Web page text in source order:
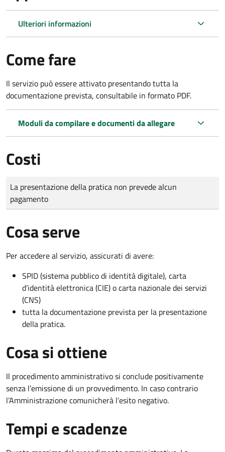
Ulteriori informazioni
Come fare
Il servizio può essere attivato presentando tutta la
documentazione prevista, consultabile in formato PDF.
Moduli da compilare e documenti da allegare
Costi
Tipo di pagamento
Importo
La presentazione della pratica non prevede alcun
pagamento
Cosa serve
Per accedere al servizio, assicurati di avere:
SPID (sistema pubblico di identità digitale), carta
d’identità elettronica (CIE) o carta nazionale dei servizi
(CNS)
tutta la documentazione prevista per la presentazione
della pratica.
Cosa si ottiene
Il procedimento amministrativo si conclude positivamente
senza l’emissione di un provvedimento. In caso contrario
l’Amministrazione comunicherà l’esito negativo.
Tempi e scadenze